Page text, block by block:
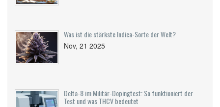
Was ist die stärkste Indica-Sorte der Welt?
Nov, 21 2025
Delta-8 im Militär-Dopingtest: So funktioniert der
Test und was THCV bedeutet